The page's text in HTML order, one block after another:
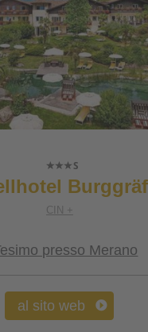
CIN +
presso Merano
al sito web